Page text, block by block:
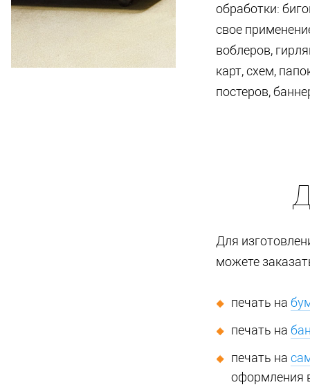
обработки:
свое
воблеров,
карт, схем,
постеров,
Для
можете
печать на
печать на
печать на
оформления